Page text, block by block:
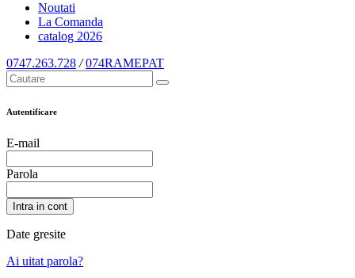
Noutati
La Comanda
catalog 2026
0747.263.728 / 074RAMEPAT
Autentificare
E-mail
Parola
Intra in cont
Date gresite
Ai uitat parola?